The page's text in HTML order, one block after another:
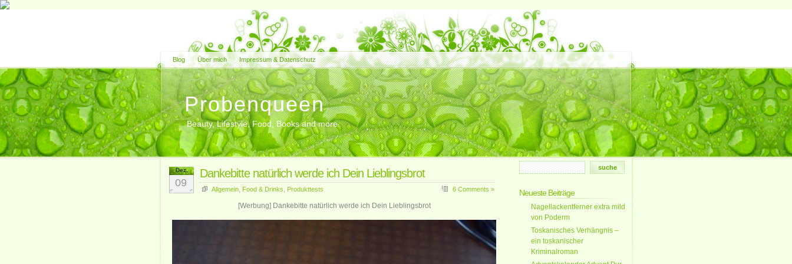
Blog Über mich Impressum & Datenschutz
Probenqueen
Beauty, Lifestyle, Food, Books and more
Dez.
09
Dankebitte natürlich werde ich Dein Lieblingsbrot
Allgemein Food & Drinks Produkttests 6 Comments »
[Werbung] Dankebitte natürlich werde ich Dein Lieblingsbrot
Neueste Beiträge
Nagellackentferner extra mild
von Poderm
Toskanisches Verhängnis –
ein toskanischer
Kriminalroman